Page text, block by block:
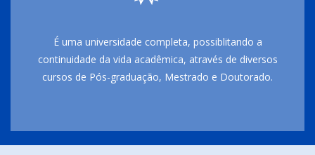
É uma universidade completa, possiblitando a
continuidade da vida acadêmica, através de diversos
cursos de Pós-graduação, Mestrado e Doutorado.